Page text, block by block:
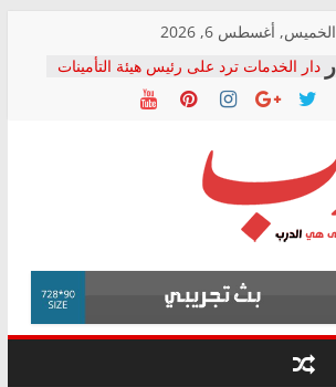
الخميس, أغسطس 6, 2026
دار الخدمات ترد على رئيس هيئة التأمينات
بعد مؤتمره الصحفي: إنكار الأزمة لا ينهي
معاناة أصحاب المعاشات.. ونطالب بكشف
فرحات سليمان يكتب: القطاع الصحي إلى
أين؟
حزب التحالف الشعبي يطلق لجنة “الحق
في الصحة” بالإسكندرية لرصد الانتهاكات
ودعم المرضى
الوزاري لمدينة الصحفيين.. وانتهاء أعمال
إنشاء المبنى الإداري
المجلس القومي لحقوق الإنسان يعلن
متابعة قضية الدكتور محمد زهران.. ويؤكد:
قرينة البراءة وضمانات المحاكمة العادلة